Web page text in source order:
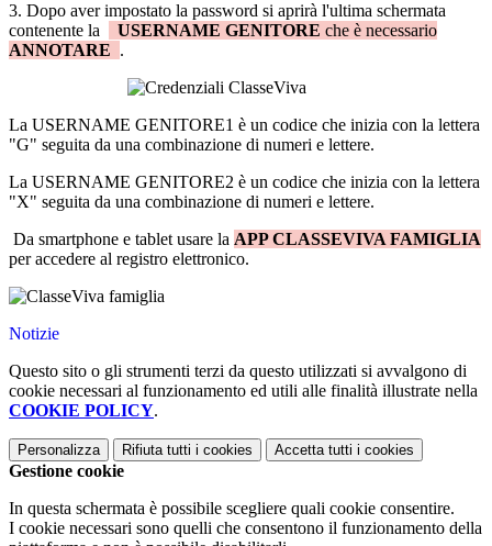
3. Dopo aver impostato la password si aprirà l'ultima schermata
contenente la
USERNAME GENITORE che è necessario
ANNOTARE .
La USERNAME GENITORE1 è un codice che inizia con la lettera
"G" seguita da una combinazione di numeri e lettere.
La USERNAME GENITORE2 è un codice che inizia con la lettera
"X" seguita da una combinazione di numeri e lettere.
Da smartphone e tablet usare la APP CLASSEVIVA FAMIGLIA
per accedere al registro elettronico.
Notizie
Questo sito o gli strumenti terzi da questo utilizzati si avvalgono di
cookie necessari al funzionamento ed utili alle finalità illustrate nella
COOKIE POLICY.
Personalizza Rifiuta tutti i cookies Accetta tutti i cookies
Gestione cookie
In questa schermata è possibile scegliere quali cookie consentire.
I cookie necessari sono quelli che consentono il funzionamento della